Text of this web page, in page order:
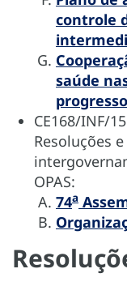
controle
saúde
progresso
CE168/INF/15
Resoluções
OPAS:
74a